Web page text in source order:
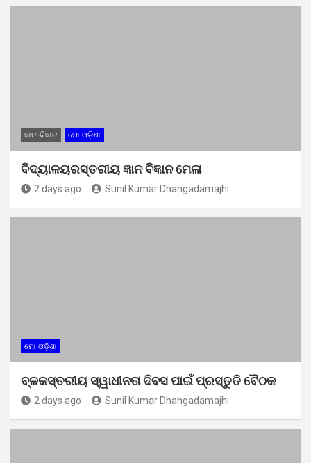
ଜ୍ଞାନ-ବିଜ୍ଞାନ ମୋ ଓଡ଼ିଶା
ବିଦ୍ୟାଳୟରସ୍ତରୀୟ ଜ୍ଞାନ ବିଜ୍ଞାନ ମେଳା
2 days ago Sunil Kumar Dhangadamajhi
ମୋ ଓଡ଼ିଶା
ବ୍ଳକସ୍ତରୀୟ ସ୍ୱାଧୀନତା ଦିବସ ପାଇଁ ପ୍ରସ୍ତୁତି ବୈଠକ
2 days ago Sunil Kumar Dhangadamajhi